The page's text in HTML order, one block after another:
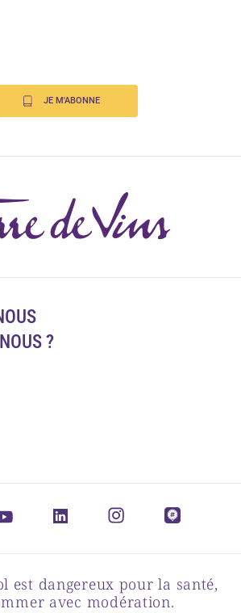
JE M'ABONNE
?
est dangereux pour la santé,
avec modération.